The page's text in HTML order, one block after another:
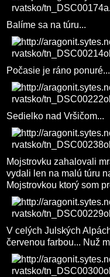
Balíme sa na túru...
Počasie je ráno
Sedielko nad Vršičom...
Mojstrovku zahalovali
vydali len na malú túru
Mojstrovkou ktorý som
V celých Julských
červenou farbou... Nuž